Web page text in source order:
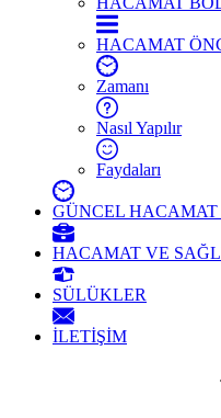
HACAMAT
Zamanı
Nasıl Yapılır
Faydaları
GÜNCEL
HACAMAT VE
SÜLÜKLER
İLETİŞİM